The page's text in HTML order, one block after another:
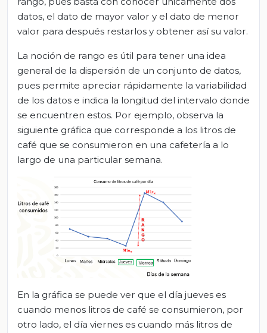
datos, el dato de mayor valor y el dato de menor
valor para después restarlos y obtener así su valor.
La noción de rango es útil para tener una idea
general de la dispersión de un conjunto de datos,
pues permite apreciar rápidamente la variabilidad
de los datos e indica la longitud del intervalo donde
se encuentren estos. Por ejemplo, observa la
siguiente gráfica que corresponde a los litros de
café que se consumieron en una cafetería a lo
largo de una particular semana.
En la gráfica se puede ver que el día jueves es
cuando menos litros de café se consumieron, por
otro lado, el día viernes es cuando más litros de